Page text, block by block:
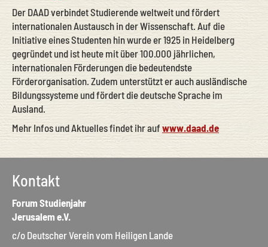
Der DAAD verbindet Studierende weltweit und fördert
internationalen Austausch in der Wissenschaft. Auf die
Initiative eines Studenten hin wurde er 1925 in Heidelberg
gegründet und ist heute mit über 100.000 jährlichen,
internationalen Förderungen die bedeutendste
Förderorganisation. Zudem unterstützt er auch ausländische
Bildungssysteme und fördert die deutsche Sprache im
Ausland.
Mehr Infos und Aktuelles findet ihr auf www.daad.de
Kontakt
Forum Studienjahr
Jerusalem e.V.
c/o Deutscher Verein vom Heiligen Lande